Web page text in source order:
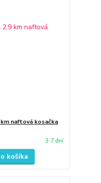
naftová kosačka
3-7 dní
košíka